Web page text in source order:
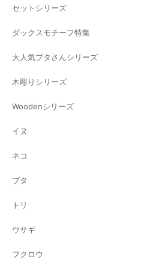
セットシリーズ
ダックスモチーフ特集
大人気ブタさんシリーズ
木彫りシリーズ
Woodenシリーズ
イヌ
ネコ
ブタ
トリ
ウサギ
フクロウ